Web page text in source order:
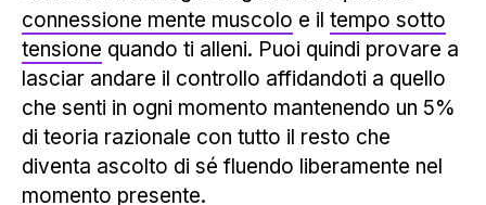
connessione mente muscolo e il tempo sotto
tensione quando ti alleni. Puoi quindi provare a
lasciar andare il controllo affidandoti a quello
che senti in ogni momento mantenendo un 5%
di teoria razionale con tutto il resto che
diventa ascolto di sé fluendo liberamente nel
momento presente.